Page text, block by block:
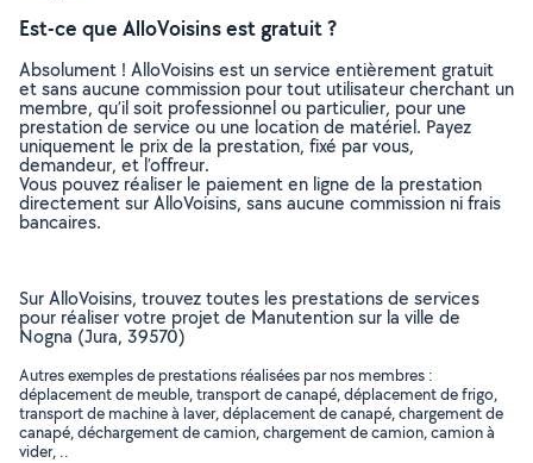
Est-ce que AlloVoisins est gratuit ?
Absolument ! AlloVoisins est un service entièrement gratuit
et sans aucune commission pour tout utilisateur cherchant un
membre, qu’il soit professionnel ou particulier, pour une
prestation de service ou une location de matériel. Payez
uniquement le prix de la prestation, fixé par vous,
demandeur, et l’offreur.
Vous pouvez réaliser le paiement en ligne de la prestation
directement sur AlloVoisins, sans aucune commission ni frais
bancaires.
Sur AlloVoisins, trouvez toutes les prestations de services
pour réaliser votre projet de Manutention sur la ville de
Nogna (Jura, 39570)
Autres exemples de prestations réalisées par nos membres :
déplacement de meuble, transport de canapé, déplacement de frigo,
transport de machine à laver, déplacement de canapé, chargement de
canapé, déchargement de camion, chargement de camion, camion à
vider, ..